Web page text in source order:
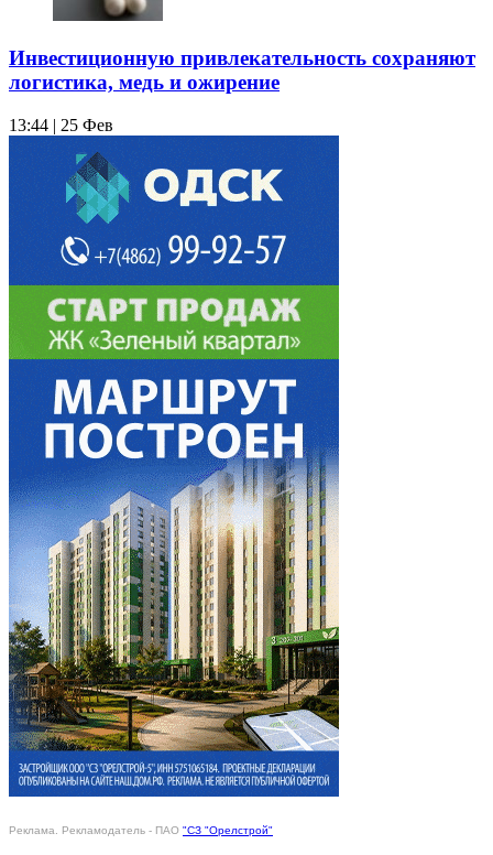
Инвестиционную привлекательность сохраняют
логистика, медь и ожирение
13:44 | 25 Фев
Реклама. Рекламодатель - ПАО "СЗ "Орелстрой"